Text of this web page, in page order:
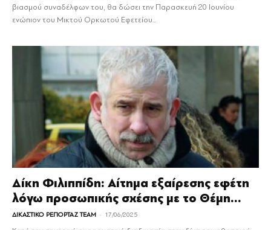
βιασμού συναδέλφων του, θα δώσει την Παρασκευή 20 Ιουνίου
ενώπιον του Μικτού Ορκωτού Εφετείου...
Δίκη Φιλιππίδη: Αίτημα εξαίρεσης εφέτη
λόγω προσωπικής σχέσης με το Θέμη...
ΔΙΚΑΣΤΙΚΟ ΡΕΠΟΡΤΑΖ TEAM - 17/06/2025